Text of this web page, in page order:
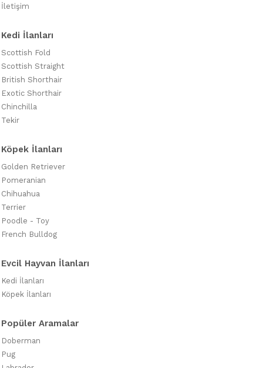
İletişim
Kedi İlanları
Scottish Fold
Scottish Straight
British Shorthair
Exotic Shorthair
Chinchilla
Tekir
Köpek İlanları
Golden Retriever
Pomeranian
Chihuahua
Terrier
Poodle - Toy
French Bulldog
Evcil Hayvan İlanları
Kedi İlanları
Köpek İlanları
Popüler Aramalar
Doberman
Pug